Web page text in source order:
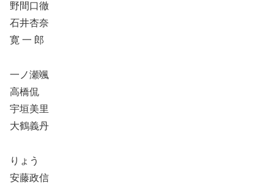
野間口徹
石井杏奈
寛 一 郎
一ノ瀬颯
高橋侃
宇垣美里
大鶴義丹
りょう
安藤政信